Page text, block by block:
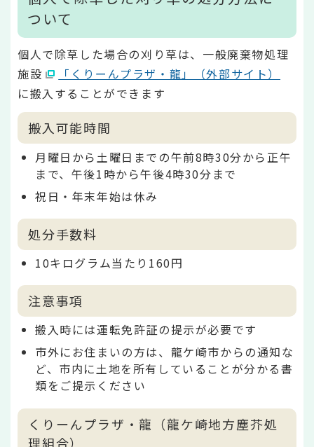
ついて
個人で除草した場合の刈り草は、一般廃棄物処理
施設
「くりーんプラザ・龍」（外部サイト）
に搬入することができます
搬入可能時間
月曜日から土曜日までの午前8時30分から正午
まで、午後1時から午後4時30分まで
祝日・年末年始は休み
処分手数料
10キログラム当たり160円
注意事項
搬入時には運転免許証の提示が必要です
市外にお住まいの方は、龍ケ崎市からの通知な
ど、市内に土地を所有していることが分かる書
類をご提示ください
くりーんプラザ・龍（龍ケ崎地方塵芥処
理組合）